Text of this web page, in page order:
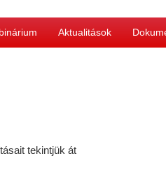
Aktualitások
tekintjük át